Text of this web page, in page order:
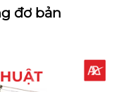
đơ bản